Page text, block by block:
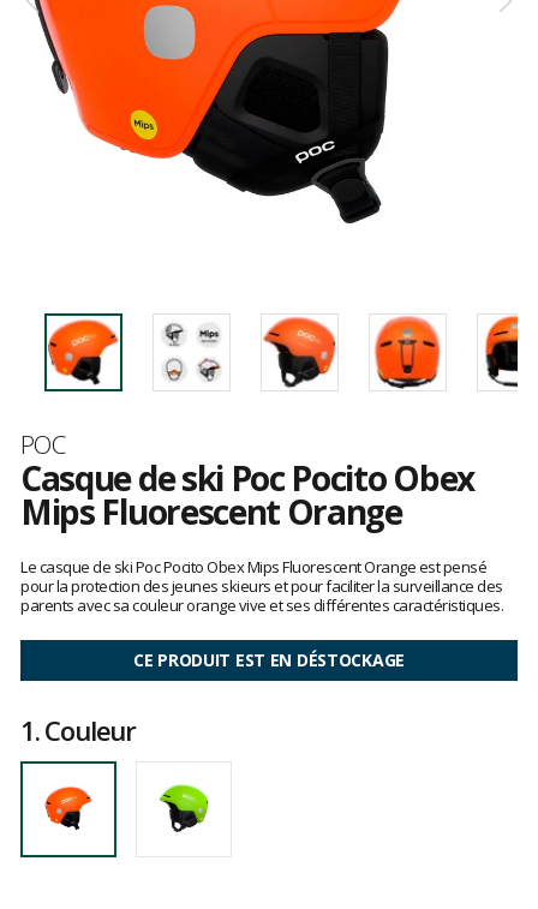
Marque
POC
Casque de ski Poc Pocito Obex
Mips Fluorescent Orange
avis
clients
Le casque de ski Poc Pocito Obex Mips Fluorescent Orange est pensé
pour la protection des jeunes skieurs et pour faciliter la surveillance des
parents avec sa couleur orange vive et ses différentes caractéristiques.
CE PRODUIT EST EN DÉSTOCKAGE
1.Couleur